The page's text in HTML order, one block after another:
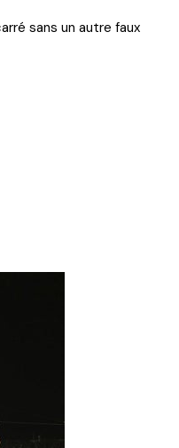
sans un autre faux